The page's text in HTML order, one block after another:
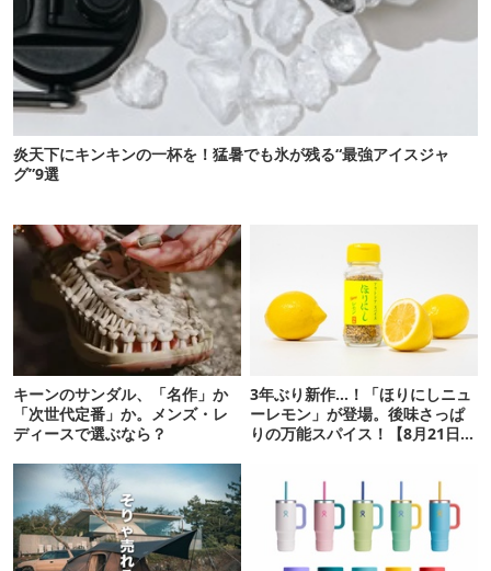
炎天下にキンキンの一杯を！猛暑でも氷が残る“最強アイスジャ
グ”9選
キーンのサンダル、「名作」か
「次世代定番」か。メンズ・レ
ディースで選ぶなら？
3年ぶり新作…！「ほりにしニュ
ーレモン」が登場。後味さっぱ
りの万能スパイス！【8月21日発